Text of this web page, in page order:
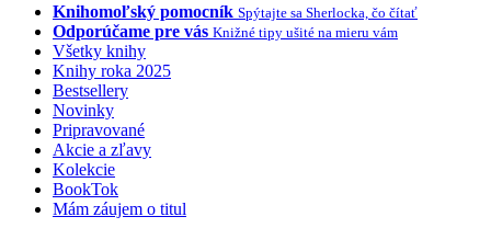
Knihomoľský pomocník Spýtajte sa Sherlocka, čo čítať
Odporúčame pre vás Knižné tipy ušité na mieru vám
Všetky knihy
Knihy roka 2025
Bestsellery
Novinky
Pripravované
Akcie a zľavy
Kolekcie
BookTok
Mám záujem o titul